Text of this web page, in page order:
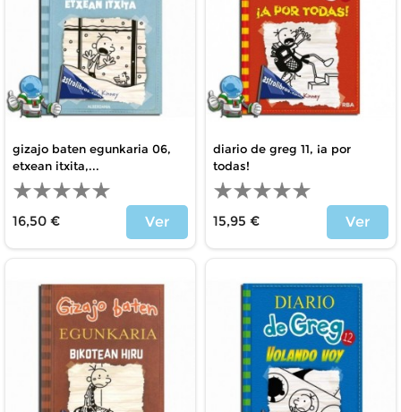
gizajo baten egunkaria 06,
etxean itxita,...
16,50 €
Ver
diario de greg 11, ¡a por
todas!
15,95 €
Ver